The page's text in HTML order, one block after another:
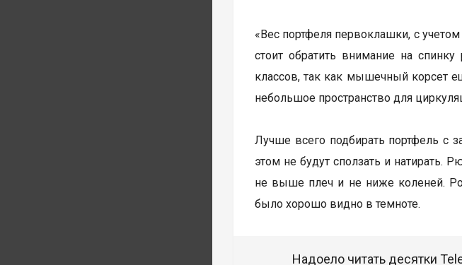
«Вес портфеля первоклашки, с
стоит обратить внимание на
классов, так как мышечный корсет
небольшое пространство для
Лучше всего подбирать портфель с
этом не будут сползать и натирать.
не выше плеч и не ниже коленей.
было хорошо видно в темноте.
Надоело читать десятки